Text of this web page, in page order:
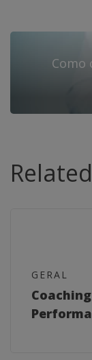
Como
GERAL